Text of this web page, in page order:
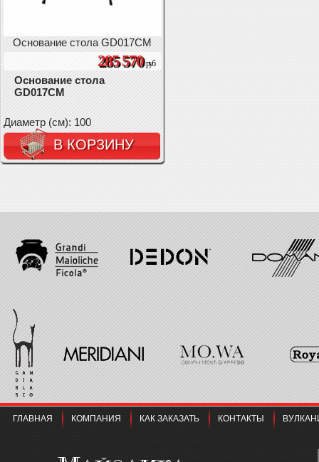
Основание стола GD017CM
285 570руб
Основание стола
GD017CM
Диаметр (см): 100
В КОРЗИНУ
ГЛАВНАЯ КОМПАНИЯ КАК ЗАКАЗАТЬ КОНТАКТЫ